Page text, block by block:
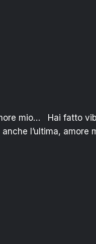
mio… Hai fatto
l’ultima,